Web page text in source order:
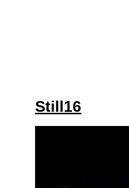
Still16